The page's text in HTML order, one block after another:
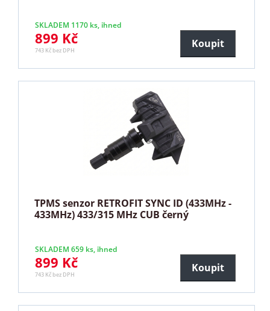
SKLADEM 1170 ks, ihned
899 Kč
743 Kč bez DPH
Koupit
TPMS senzor RETROFIT SYNC ID (433MHz -
433MHz) 433/315 MHz CUB černý
SKLADEM 659 ks, ihned
899 Kč
743 Kč bez DPH
Koupit